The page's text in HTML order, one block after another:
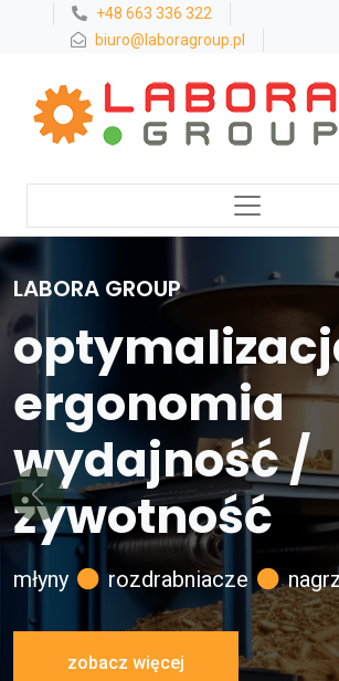
+48 663 336 322
biuro@laboragroup.pl
LABORA GROUP
ergonomia
wydajność /
żywotność
młyny rozdrabniacze
zobacz więcej
Previous